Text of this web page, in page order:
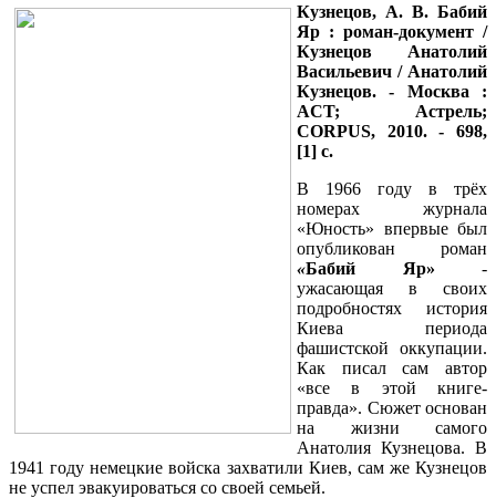
Кузнецов, А. В. Бабий
Яр : роман-документ /
Кузнецов Анатолий
Васильевич / Анатолий
Кузнецов. - Москва :
ACT; Астрель;
CORPUS, 2010. - 698,
[1] с.
В 1966 году в трёх
номерах журнала
«Юность» впервые был
опубликован роман
«Бабий Яр» -
ужасающая в своих
подробностях история
Киева периода
фашистской оккупации.
Как писал сам автор
«все в этой книге-
правда». Сюжет основан
на жизни самого
Анатолия Кузнецова. В
1941 году немецкие войска захватили Киев, сам же Кузнецов
не успел эвакуироваться со своей семьей.